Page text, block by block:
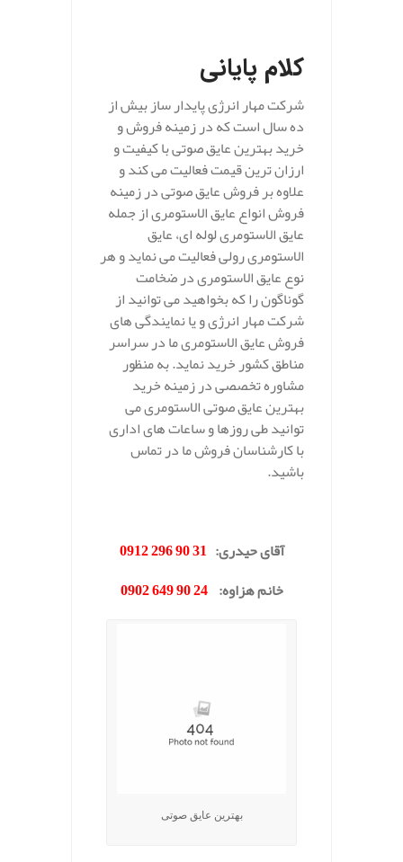
کلام پایانی
شرکت مهار انرژی پایدار ساز بیش از
ده سال است که در زمینه فروش و
خرید بهترین عایق صوتی با کیفیت و
ارزان ترین قیمت فعالیت می کند و
علاوه بر فروش عایق صوتی در زمینه
فروش انواع عایق الاستومری از جمله
عایق الاستومری لوله ای، عایق
الاستومری رولی فعالیت می نماید و هر
نوع عایق الاستومری در ضخامت
گوناگون را که بخواهید می توانید از
شرکت مهار انرژی و یا نمایندگی های
فروش عایق الاستومری ما در سراسر
مناطق کشور خرید نماید. به منظور
مشاوره تخصصی در زمینه خرید
بهترین عایق صوتی الاستومری می
توانید طی روزها و ساعات های اداری
با کارشناسان فروش ما در تماس
باشید.
آقای حیدری:
31 90 296 0912
خانم هزاوه:
24 90 649 0902
بهترین عایق صوتی